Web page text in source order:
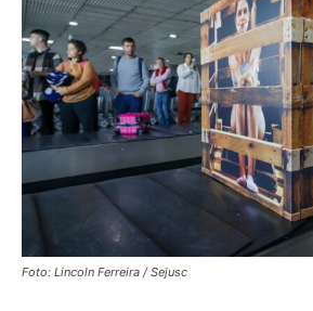
Foto: Lincoln Ferreira / Sejusc